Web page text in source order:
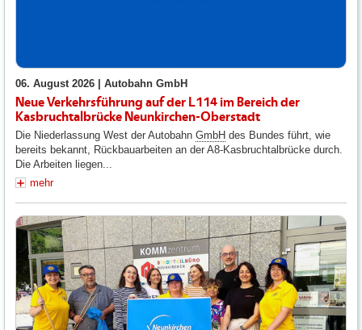
06. August 2026 | Autobahn GmbH
Neue Verkehrsführung auf der L114 im Bereich der
Kasbruchtalbrücke Neunkirchen-Oberstadt
Die Niederlassung West der Autobahn GmbH des Bundes führt, wie
bereits bekannt, Rückbauarbeiten an der A8-Kasbruchtalbrücke durch.
Die Arbeiten liegen...
mehr